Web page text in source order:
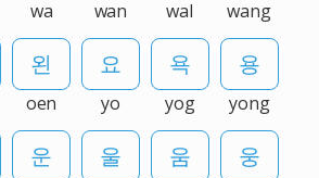
wa wan wal wang
oen yo yog yong